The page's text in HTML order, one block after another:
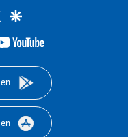
twittergoogle
youtube-